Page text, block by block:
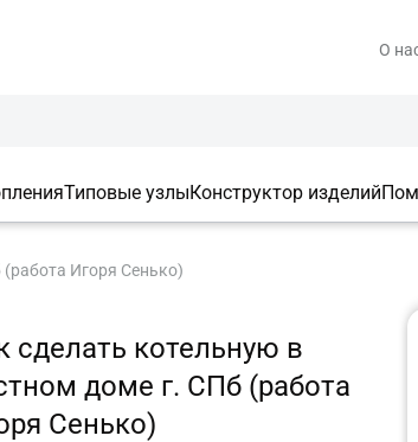
О
Типовые узлыКонструктор изделий
Игоря Сенько)
сделать котельную в
доме г. СПб (работа
Сенько)